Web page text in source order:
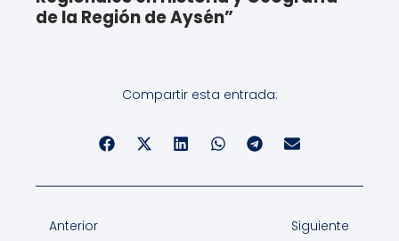
de la Región de Aysén”
Compartir esta entrada:
Anterior
Siguiente